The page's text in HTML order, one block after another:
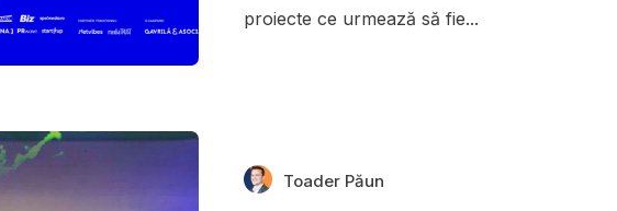
proiecte ce urmează să fie...
Toader Păun